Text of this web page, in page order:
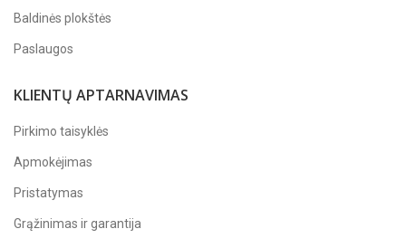
Baldinės plokštės
Paslaugos
KLIENTŲ APTARNAVIMAS
Pirkimo taisyklės
Apmokėjimas
Pristatymas
Grąžinimas ir garantija